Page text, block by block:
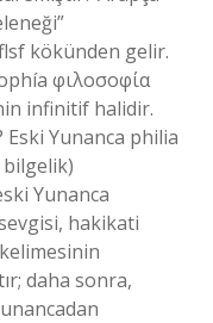
kökünden gelir.
φιλοσοφία
infinitif halidir.
Yunanca philia
bilgelik)
Yunanca
hakikati
daha sonra,